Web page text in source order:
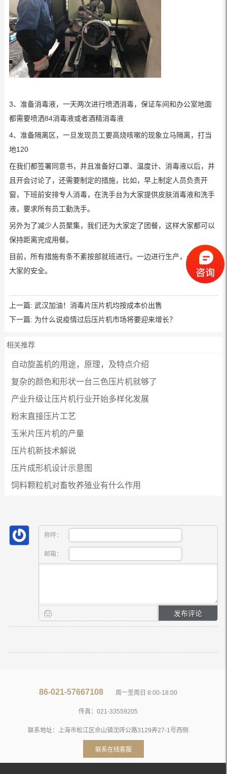
3、准备消毒液，一天两次进行喷洒消毒，保证车间和办公室地面
都需要喷洒84消毒液或者酒精消毒液
4、准备隔离区，一旦发现员工要高烧咳嗽的现象立马隔离，打当
地120
在我们都签署同意书，并且准备好口罩、温度计、消毒液以后，并
且开会讨论了，还需要制定的措施，比如，早上制定人员负责开
窗，下班前安排专人消毒，在洗手台为大家提供皮肤消毒液和洗手
液，要求所有员工勤洗手。
另外为了减少人员聚集，我们还为大家定了团餐，这样大家都可以
保持距离完成用餐。
目前，所有措施有条不紊按部就班进行。一边进行生产，一边保证
大家的安全。
上一篇: 武汉加油！消毒片压片机均按成本价出售
下一篇: 为什么说疫情过后压片机市场将要迎来增长？
相关推荐
自动旋盖机的用途，原理，及特点介绍
复杂的颜色和形状一台三色压片机就够了
产业升级让压片机行业开始多样化发展
粉末直接压片工艺
玉米片压片机的产量
压片机新技术解说
压片成形机设计示意图
饲料颗粒机对畜牧养殖业有什么作用
称呼：
邮箱：
86-021-57667108 周一至周日 8:00-18:00
传真：021-33559205
联系地址：上海市松江区佘山镇沈砖公路3129弄27-1号西侧
联系在线客服